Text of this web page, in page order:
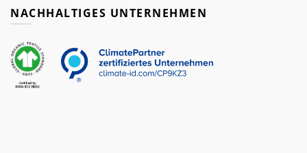
NACHHALTIGES UNTERNEHMEN